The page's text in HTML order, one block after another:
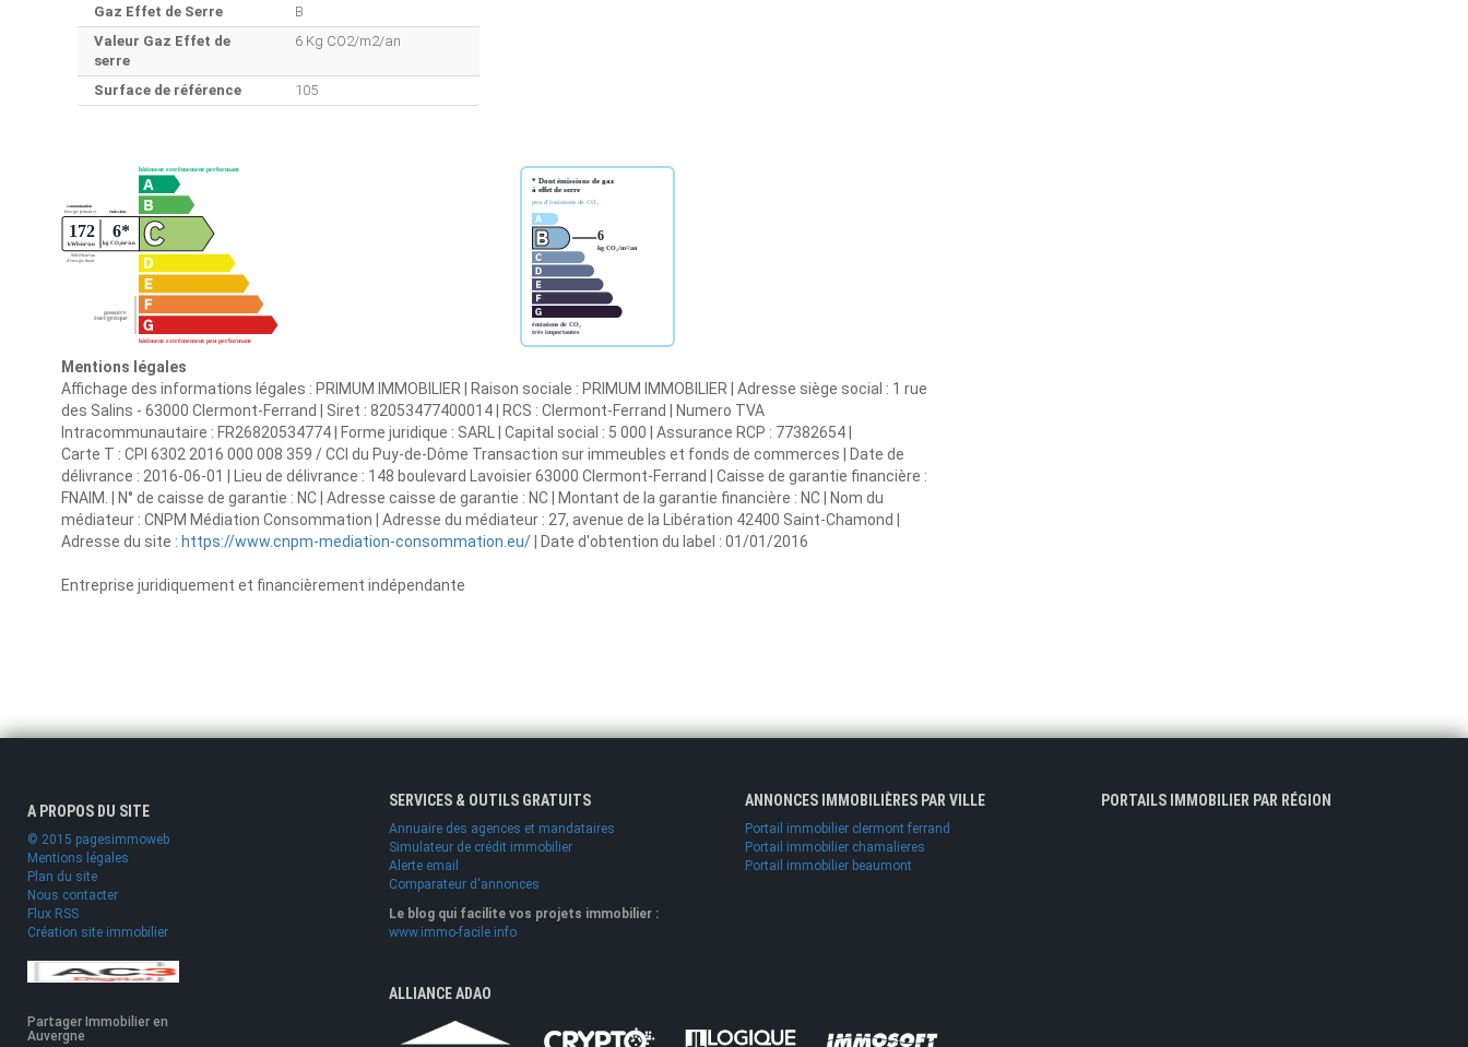
Gaz Effet de Serre
B
Valeur Gaz Effet de
serre
6 Kg CO2/m2/an
Surface de référence 105
Mentions légales
Affichage des informations légales : PRIMUM IMMOBILIER | Raison sociale : PRIMUM IMMOBILIER | Adresse siège social : 1 rue
des Salins - 63000 Clermont-Ferrand | Siret : 82053477400014 | RCS : Clermont-Ferrand | Numero TVA
Intracommunautaire : FR26820534774 | Forme juridique : SARL | Capital social : 5 000 | Assurance RCP : 77382654 |
Carte T : CPI 6302 2016 000 008 359 / CCI du Puy-de-Dôme Transaction sur immeubles et fonds de commerces | Date de
délivrance : 2016-06-01 | Lieu de délivrance : 148 boulevard Lavoisier 63000 Clermont-Ferrand | Caisse de garantie financière :
FNAIM. | N° de caisse de garantie : NC | Adresse caisse de garantie : NC | Montant de la garantie financière : NC | Nom du
médiateur : CNPM Médiation Consommation | Adresse du médiateur : 27, avenue de la Libération 42400 Saint-Chamond |
Adresse du site : https://www.cnpm-mediation-consommation.eu/ | Date d'obtention du label : 01/01/2016
Entreprise juridiquement et financièrement indépendante
A PROPOS DU SITE
© 2015 pagesimmoweb
Mentions légales
Plan du site
Nous contacter
Flux RSS
Création site immobilier
Partager Immobilier en
Auvergne
SERVICES & OUTILS GRATUITS
Annuaire des agences et mandataires
Simulateur de crédit immobilier
Alerte email
Comparateur d'annonces
Le blog qui facilite vos projets immobilier :
www.immo-facile.info
ANNONCES IMMOBILIÈRES PAR VILLE
Portail immobilier clermont ferrand
Portail immobilier chamalieres
Portail immobilier beaumont
ALLIANCE ADAO
PORTAILS IMMOBILIER PAR RÉGION